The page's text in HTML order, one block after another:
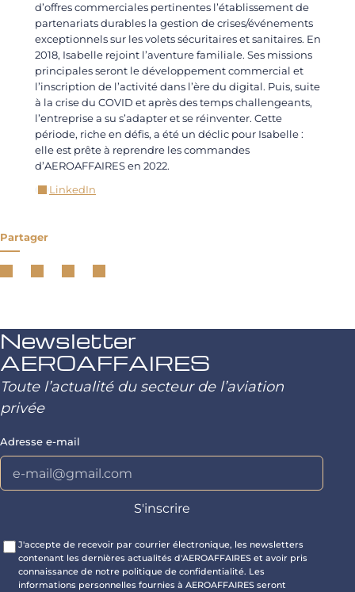
d’offres commerciales pertinentes l’établissement de
partenariats durables la gestion de crises/événements
exceptionnels sur les volets sécuritaires et sanitaires. En
2018, Isabelle rejoint l’aventure familiale. Ses missions
principales seront le développement commercial et
l’inscription de l’activité dans l’ère du digital. Puis, suite
à la crise du COVID et après des temps challengeants,
l’entreprise a su s’adapter et se réinventer. Cette
période, riche en défis, a été un déclic pour Isabelle :
elle est prête à reprendre les commandes
d’AEROAFFAIRES en 2022.
LinkedIn
Partager
Newsletter
AEROAFFAIRES
Toute l’actualité du secteur de l’aviation
privée
Adresse e-mail
J'accepte de recevoir par courrier électronique, les newsletters
contenant les dernières actualités d'AEROAFFAIRES et avoir pris
connaissance de notre politique de confidentialité. Les
informations personnelles fournies à AEROAFFAIRES seront